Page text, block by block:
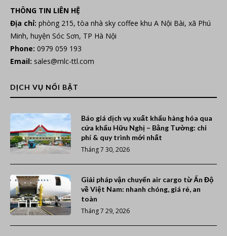
THÔNG TIN LIÊN HỆ
Địa chỉ: phòng 215, tòa nhà sky coffee khu A Nội Bài, xã Phú
Minh, huyện Sóc Sơn, TP Hà Nội
Phone: 0979 059 193
Email: sales@mlc-ttl.com
DỊCH VỤ NỔI BẬT
Báo giá dịch vụ xuất khẩu hàng hóa qua
cửa khẩu Hữu Nghị – Bằng Tường: chi
phí & quy trình mới nhất
Tháng 7 30, 2026
Giải pháp vận chuyển air cargo từ Ấn Độ
về Việt Nam: nhanh chóng, giá rẻ, an
toàn
Tháng 7 29, 2026